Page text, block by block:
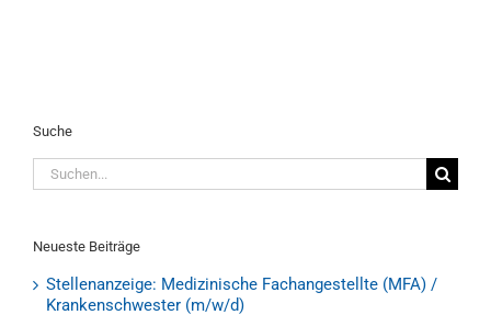
Suche
Suche
nach:
Neueste Beiträge
Stellenanzeige: Medizinische Fachangestellte (MFA) /
Krankenschwester (m/w/d)